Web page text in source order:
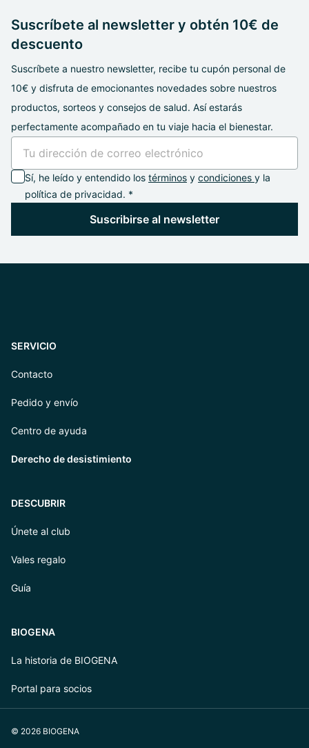
Suscríbete al newsletter y obtén 10€ de
descuento
Suscríbete a nuestro newsletter, recibe tu cupón personal de
10€ y disfruta de emocionantes novedades sobre nuestros
productos, sorteos y consejos de salud. Así estarás
perfectamente acompañado en tu viaje hacia el bienestar.
Sí, he leído y entendido los términos y condiciones y la
política de privacidad. *
Suscribirse al newsletter
SERVICIO
Contacto
Pedido y envío
Centro de ayuda
Derecho de desistimiento
DESCUBRIR
Únete al club
Vales regalo
Guía
BIOGENA
La historia de BIOGENA
Portal para socios
© 2026 BIOGENA